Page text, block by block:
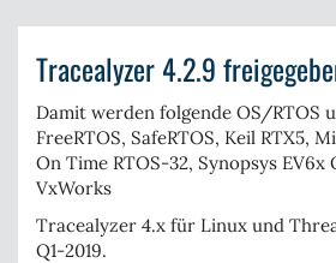
Tracealyzer 4.2.9
Damit werden folgende OS/RTOS
FreeRTOS, SafeRTOS, Keil RTX5,
On Time RTOS-32, Synopsys EV6x
VxWorks
Tracealyzer 4.x für Linux und
Q1-2019.